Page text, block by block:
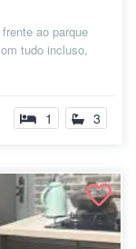
ao parque
tudo incluso,
1 3